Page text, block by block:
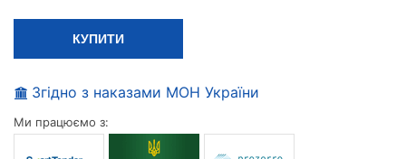
КУПИТИ
Згідно з наказами МОН України
Ми працюємо з: